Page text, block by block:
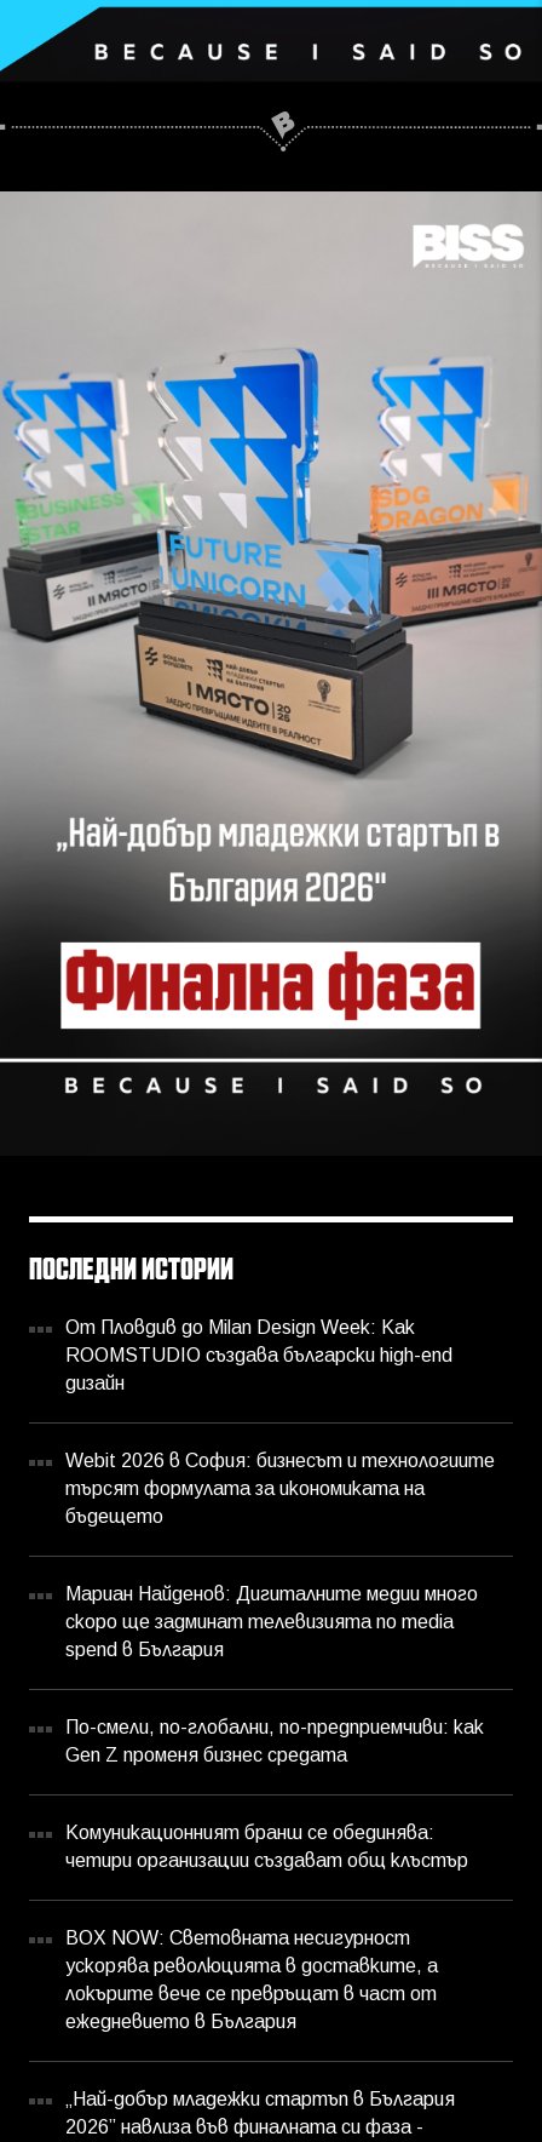
ПОСЛЕДНИ ИСТОРИИ
От Пловдив до Milan Design Week: Как
ROOMSTUDIO създава български high-end
дизайн
Webit 2026 в София: бизнесът и технологиите
търсят формулата за икономиката на
бъдещето
Мариан Найденов: Дигиталните медии много
скоро ще задминат телевизията по media
spend в България
По-смели, по-глобални, по-предприемчиви: как
Gen Z променя бизнес средата
Комуникационният бранш се обединява:
четири организации създават общ клъстър
BOX NOW: Световната несигурност
ускорява революцията в доставките, а
локърите вече се превръщат в част от
ежедневието в България
„Най-добър младежки стартъп в България
2026” навлиза във финалната си фаза -